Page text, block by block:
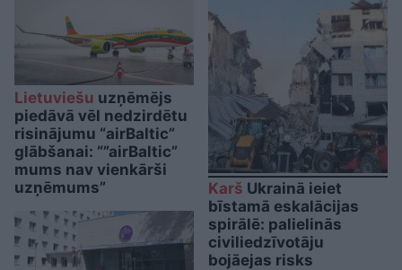
Lietuviešu uzņēmējs
piedāvā vēl nedzirdētu
risinājumu “airBaltic”
glābšanai: “”airBaltic”
mums nav vienkārši
uzņēmums”
Karš Ukrainā ieiet
bīstamā eskalācijas
spirālē: palielinās
civiliedzīvotāju
bojāejas risks